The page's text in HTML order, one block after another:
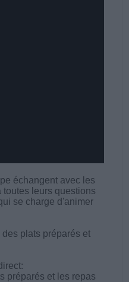
échangent avec les
toutes leurs questions
se charge d'animer
plats préparés et
préparés et les repas